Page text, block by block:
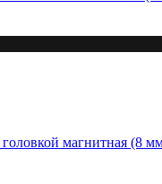
головкой магнитная (8